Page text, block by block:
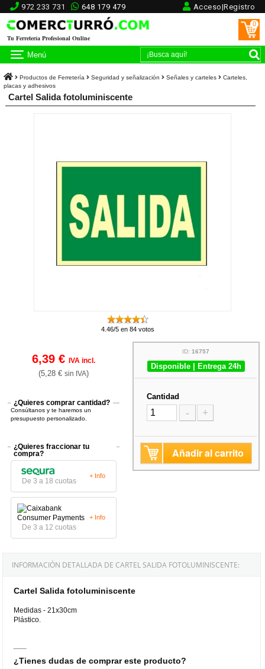
972 233 731 648 179 479 Acceso|Registro
Tu Ferretería Profesional Online
0
Menú
Productos de Ferretería Seguridad y señalización Señales y carteles
Carteles,
placas y adhesivos
Cartel Salida fotoluminiscente
4.46/5 en 84 votos
6,39 €IVA incl.
(5,28 €sin IVA)
¿Quieres comprar cantidad?
Consúltanos y te haremos un
presupuesto personalizado.
¿Quieres fraccionar tu
compra?
De 3 a 18 cuotas
+ Info
De 3 a 12 cuotas
+ Info
ID:16757
Disponible | Entrega 24h
Cantidad
- +
Añadir al carrito
INFORMACIÓN DETALLADA DE CARTEL SALIDA FOTOLUMINISCENTE:
Cartel Salida fotoluminiscente
Medidas - 21x30cm
Plástico.
¿Tienes dudas de comprar este producto?